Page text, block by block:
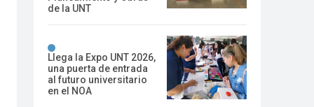
de la UNT
Llega la Expo UNT 2026,
una puerta de entrada
al futuro universitario
en el NOA